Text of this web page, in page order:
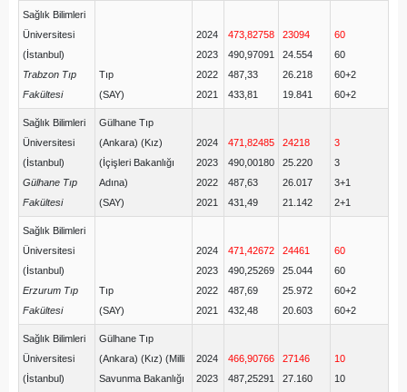
Sağlık Bilimleri
Üniversitesi
(İstanbul)
Trabzon Tıp
Fakültesi
Tıp
(SAY)
2024
2023
2022
2021
473,82758
490,97091
487,33
433,81
23094
24.554
26.218
19.841
60
60
60+2
60+2
Sağlık Bilimleri
Üniversitesi
(İstanbul)
Gülhane Tıp
Fakültesi
Gülhane Tıp
(Ankara) (Kız)
(İçişleri Bakanlığı
Adına)
(SAY)
2024
2023
2022
2021
471,82485
490,00180
487,63
431,49
24218
25.220
26.017
21.142
3
3
3+1
2+1
Sağlık Bilimleri
Üniversitesi
(İstanbul)
Erzurum Tıp
Fakültesi
Tıp
(SAY)
2024
2023
2022
2021
471,42672
490,25269
487,69
432,48
24461
25.044
25.972
20.603
60
60
60+2
60+2
Sağlık Bilimleri
Üniversitesi
(İstanbul)
Gülhane Tıp
(Ankara) (Kız) (Milli
Savunma Bakanlığı
2024
2023
466,90766
487,25291
27146
27.160
10
10